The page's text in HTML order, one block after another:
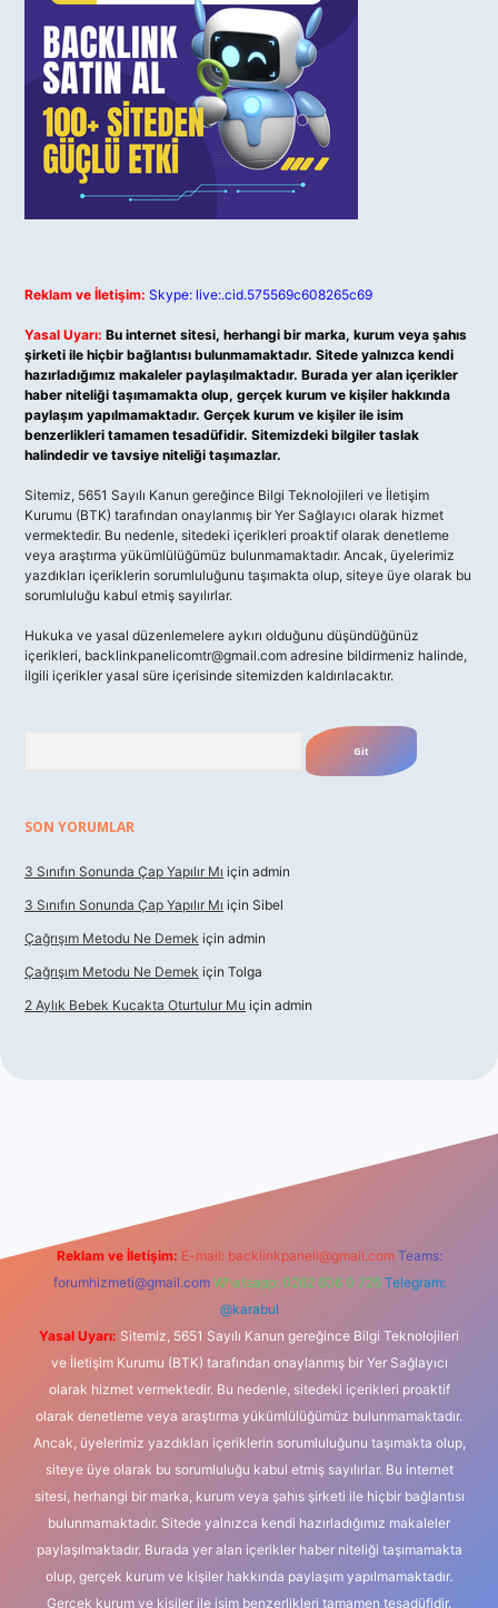
Reklam ve İletişim: Skype: live:.cid.575569c608265c69
Yasal Uyarı: Bu internet sitesi, herhangi bir marka, kurum veya şahıs
şirketi ile hiçbir bağlantısı bulunmamaktadır. Sitede yalnızca kendi
hazırladığımız makaleler paylaşılmaktadır. Burada yer alan içerikler
haber niteliği taşımamakta olup, gerçek kurum ve kişiler hakkında
paylaşım yapılmamaktadır. Gerçek kurum ve kişiler ile isim
benzerlikleri tamamen tesadüfidir. Sitemizdeki bilgiler taslak
halindedir ve tavsiye niteliği taşımazlar.
Sitemiz, 5651 Sayılı Kanun gereğince Bilgi Teknolojileri ve İletişim
Kurumu (BTK) tarafından onaylanmış bir Yer Sağlayıcı olarak hizmet
vermektedir. Bu nedenle, sitedeki içerikleri proaktif olarak denetleme
veya araştırma yükümlülüğümüz bulunmamaktadır. Ancak, üyelerimiz
yazdıkları içeriklerin sorumluluğunu taşımakta olup, siteye üye olarak bu
sorumluluğu kabul etmiş sayılırlar.
Hukuka ve yasal düzenlemelere aykırı olduğunu düşündüğünüz
içerikleri, backlinkpanelicomtr@gmail.com adresine bildirmeniz halinde,
ilgili içerikler yasal süre içerisinde sitemizden kaldırılacaktır.
SON YORUMLAR
3 Sınıfın Sonunda Çap Yapılır Mı için admin
3 Sınıfın Sonunda Çap Yapılır Mı için Sibel
Çağrışım Metodu Ne Demek için admin
Çağrışım Metodu Ne Demek için Tolga
2 Aylık Bebek Kucakta Oturtulur Mu için admin
Reklam ve İletişim: E-mail: backlinkpaneli@gmail.com Teams:
forumhizmeti@gmail.com Whatsapp: 0262 606 0 726 Telegram:
@karabul
Yasal Uyarı: Sitemiz, 5651 Sayılı Kanun gereğince Bilgi Teknolojileri
ve İletişim Kurumu (BTK) tarafından onaylanmış bir Yer Sağlayıcı
olarak hizmet vermektedir. Bu nedenle, sitedeki içerikleri proaktif
olarak denetleme veya araştırma yükümlülüğümüz bulunmamaktadır.
Ancak, üyelerimiz yazdıkları içeriklerin sorumluluğunu taşımakta olup,
siteye üye olarak bu sorumluluğu kabul etmiş sayılırlar. Bu internet
sitesi, herhangi bir marka, kurum veya şahıs şirketi ile hiçbir bağlantısı
bulunmamaktadır. Sitede yalnızca kendi hazırladığımız makaleler
paylaşılmaktadır. Burada yer alan içerikler haber niteliği taşımamakta
olup, gerçek kurum ve kişiler hakkında paylaşım yapılmamaktadır.
Gerçek kurum ve kişiler ile isim benzerlikleri tamamen tesadüfidir.